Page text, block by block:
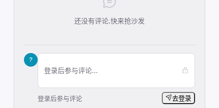
还没有评论,快来抢沙发
?
登录后参与评论...
登录后参与评论 去登录